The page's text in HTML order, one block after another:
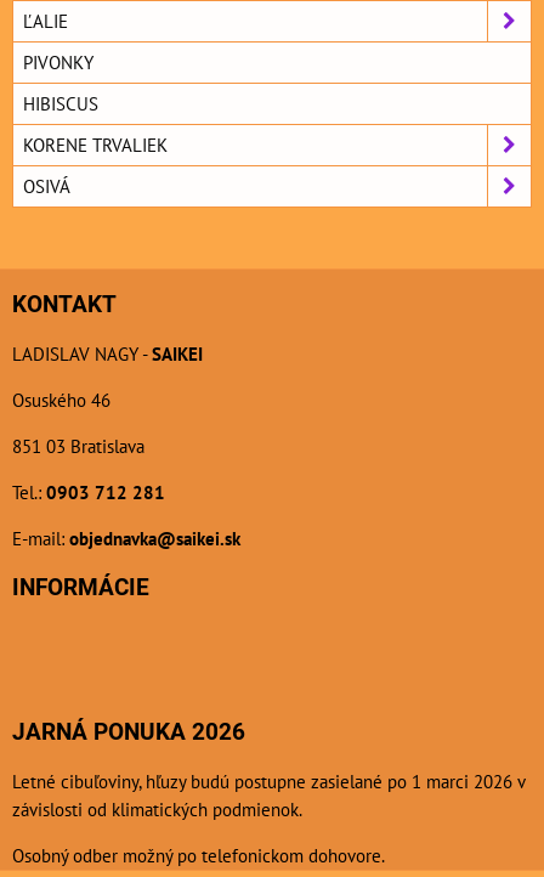
ĽALIE
PIVONKY
HIBISCUS
KORENE TRVALIEK
OSIVÁ
KONTAKT
LADISLAV NAGY -SAIKEI
Osuského 46
851 03 Bratislava
Tel.: 0903 712 281
E-mail: objednavka@saikei.sk
INFORMÁCIE
JARNÁ PONUKA 2026
Letné cibuľoviny, hľuzy budú postupne zasielané po 1 marci 2026 v
závislosti od klimatických podmienok.
Osobný odber možný po telefonickom dohovore.